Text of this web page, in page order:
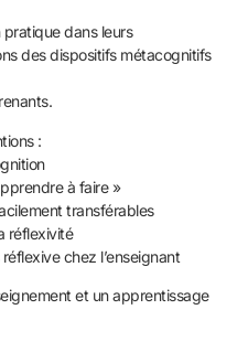
dans leurs
des dispositifs métacognitifs
:
à faire »
transférables
réflexivité
chez l’enseignant
et un apprentissage